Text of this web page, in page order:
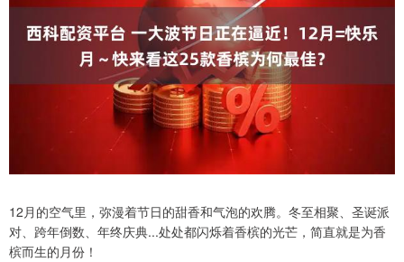
12月的空气里，弥漫着节日的甜香和气泡的欢腾。冬至相聚、圣诞派
对、跨年倒数、年终庆典...处处都闪烁着香槟的光芒，简直就是为香
槟而生的月份！